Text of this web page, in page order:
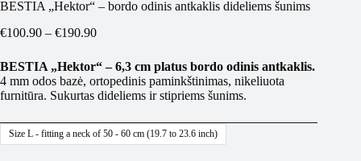
BESTIA „Hektor“ – bordo odinis antkaklis dideliems šunims
€100.90 – €190.90Price
€100.90
through
€190.90
BESTIA „Hektor“ – 6,3 cm platus bordo odinis antkaklis.
4 mm odos bazė, ortopedinis paminkštinimas, nikeliuota
furnitūra. Sukurtas dideliems ir stipriems šunims.
Size L - fitting a neck of 50 - 60 cm (19.7 to 23.6 inch)